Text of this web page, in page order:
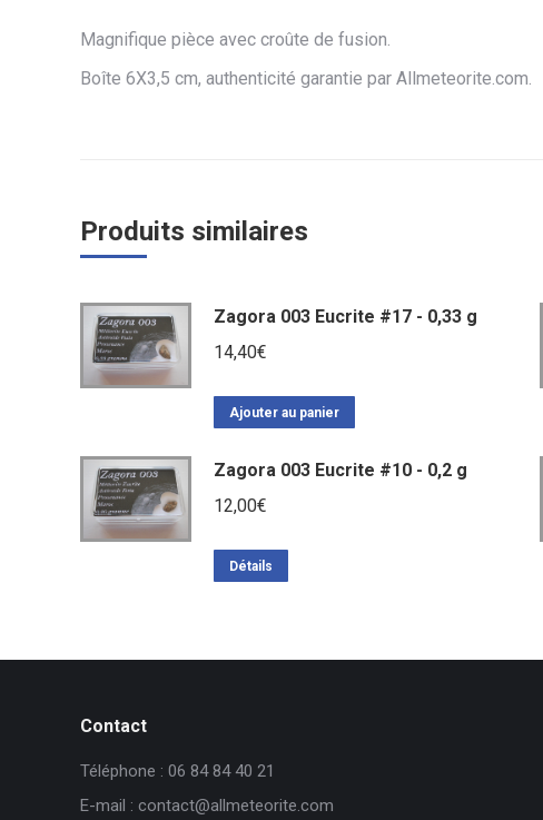
Magnifique pièce avec croûte de fusion.
Boîte 6X3,5 cm, authenticité garantie par Allmeteorite.com.
Produits similaires
Zagora 003 Eucrite #17 - 0,33 g
14,40€
Ajouter au panier
Zagora 003 Eucrite #10 - 0,2 g
12,00€
Détails
Contact
Téléphone : 06 84 84 40 21
E-mail : contact@allmeteorite.com